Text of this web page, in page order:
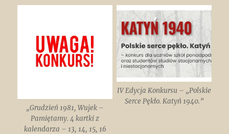
„Grudzień 1981, Wujek –
Pamiętamy. 4 kartki z
kalendarza – 13, 14, 15, 16
IV Edycja Konkursu – „Polskie
Serce Pękło. Katyń 1940.”